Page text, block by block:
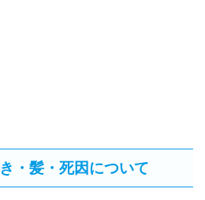
・髪・死因について